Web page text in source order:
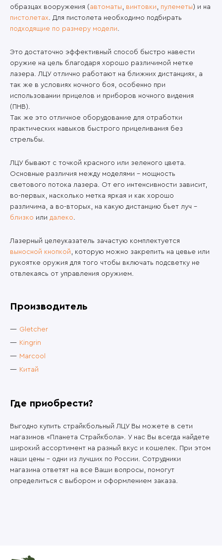
образцах вооружения ( автоматы , винтовки , пулеметы ) и на
пистолетах. Для пистолета необходимо подбирать
подходящие по размеру модели.
Это достаточно эффективный способ быстро навести
оружие на цель благодаря хорошо различимой метке
лазера. ЛЦУ отлично работают на ближних дистанциях, а
так же в условиях ночного боя, особенно при
использовании прицелов и приборов ночного видения
(ПНВ).
Так же это отличное оборудование для отработки
практических навыков быстрого прицеливания без
стрельбы.
ЛЦУ бывают с точкой красного или зеленого цвета.
Основные различия между моделями – мощность
светового потока лазера. От его интенсивности зависит,
во-первых, насколько метка яркая и как хорошо
различима, а во-вторых, на какую дистанцию бьет луч –
близко или далеко.
Лазерный целеуказатель зачастую комплектуется
выносной кнопкой , которую можно закрепить на цевье или
рукоятке оружия для того чтобы включать подсветку не
отвлекаясь от управления оружием.
Производитель
Gletcher
Kingrin
Marcool
Китай
Где приобрести?
Выгодно купить страйкбольный ЛЦУ Вы можете в сети
магазинов «Планета Страйкбола». У нас Вы всегда найдете
широкий ассортимент на разный вкус и кошелек. При этом
наши цены – одни из лучших по России. Сотрудники
магазина ответят на все Ваши вопросы, помогут
определиться с выбором и оформлением заказа.